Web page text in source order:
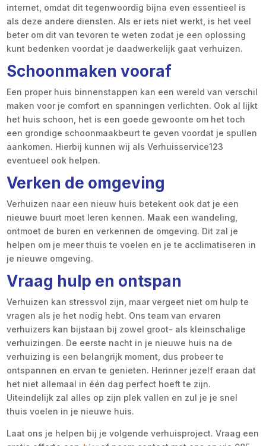
internet, omdat dit tegenwoordig bijna even essentieel is
als deze andere diensten. Als er iets niet werkt, is het veel
beter om dit van tevoren te weten zodat je een oplossing
kunt bedenken voordat je daadwerkelijk gaat verhuizen.
Schoonmaken vooraf
Een proper huis binnenstappen kan een wereld van verschil
maken voor je comfort en spanningen verlichten. Ook al lijkt
het huis schoon, het is een goede gewoonte om het toch
een grondige schoonmaakbeurt te geven voordat je spullen
aankomen. Hierbij kunnen wij als Verhuisservice123
eventueel ook helpen.
Verken de omgeving
Verhuizen naar een nieuw huis betekent ook dat je een
nieuwe buurt moet leren kennen. Maak een wandeling,
ontmoet de buren en verkennen de omgeving. Dit zal je
helpen om je meer thuis te voelen en je te acclimatiseren in
je nieuwe omgeving.
Vraag hulp en ontspan
Verhuizen kan stressvol zijn, maar vergeet niet om hulp te
vragen als je het nodig hebt. Ons team van ervaren
verhuizers kan bijstaan bij zowel groot- als kleinschalige
verhuizingen. De eerste nacht in je nieuwe huis na de
verhuizing is een belangrijk moment, dus probeer te
ontspannen en ervan te genieten. Herinner jezelf eraan dat
het niet allemaal in één dag perfect hoeft te zijn.
Uiteindelijk zal alles op zijn plek vallen en zul je je snel
thuis voelen in je nieuwe huis.
Laat ons je helpen bij je volgende verhuisproject. Vraag een